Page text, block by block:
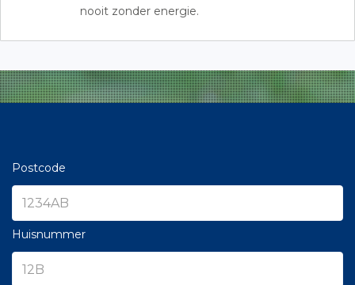
nooit zonder energie.
Postcode
Huisnummer